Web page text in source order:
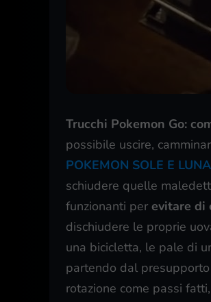
Trucchi Pokemon Go:
possibile uscire,
POKEMON SOLE E LUNA
schiudere quelle
funzionanti per evitare di
dischiudere le proprie
una bicicletta, le pale di
partendo dal
rotazione come passi